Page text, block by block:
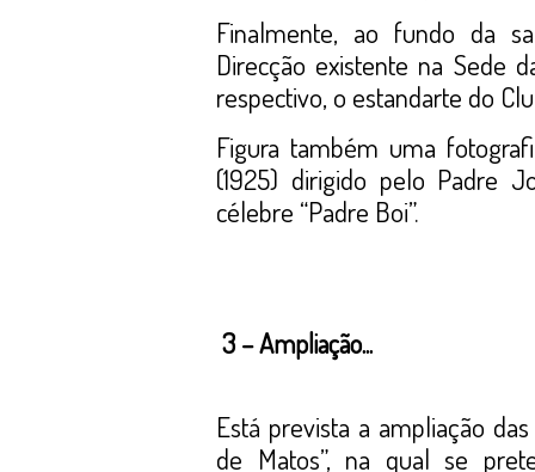
Finalmente, ao fundo da
Direcção existente na Sede
respectivo, o estandarte do
Figura também uma
(1925) dirigido pelo Padre
célebre “Padre Boi”.
3 – Ampliação...
Está prevista a ampliação
de Matos”, na qual se